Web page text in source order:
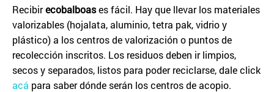
Recibirecobalboases fácil. Hay que llevar los materiales
valorizables (hojalata, aluminio, tetra pak, vidrio y
plástico) a los centros de valorización o puntos de
recolección inscritos. Los residuos deben ir limpios,
secos y separados, listos para poder reciclarse, dale click
acá para saber dónde serán los centros de acopio.